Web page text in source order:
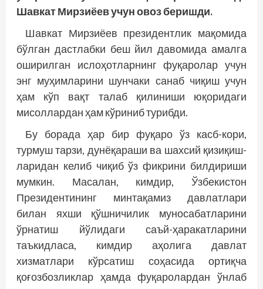
Шавкат Мирзиёев учун овоз беришди.
Шавкат Мирзиёев президентлик мақомида
бўлган дастлабки беш йил давомида амалга
оширилган ислоҳотларнинг фуқаролар учун
энг муҳимларини шунчаки санаб чиқиш учун
ҳам кўп вақт талаб қилиниши юқоридаги
мисоллардан ҳам кўриниб турибди.
Бу борада ҳар бир фуқаро ўз касб-кори,
турмуш тарзи, дунёқараши ва шахсий қизиқиш­
ларидан келиб чиқиб ўз фикрини билдириши
мумкин. Масалан, кимдир, Ўзбекистон
Президентининг минтақамиз давлатлари
билан яхши қўшничилик муносабатларини
ўрнатиш йўлидаги саъй-ҳаракатларини
таъкидласа, кимдир аҳолига давлат
хизматлари кўрсатиш соҳасида ортиқча
қоғозбозликлар ҳамда фуқаролардан ўнлаб